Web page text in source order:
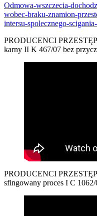
Odmowa-wszczecia-
wobec-braku-znamion-
intersu-spolecznego-
PRODUCENCI
karny II K 467/07 bez
PRODUCENCI
sfingowany proces I C 1062/